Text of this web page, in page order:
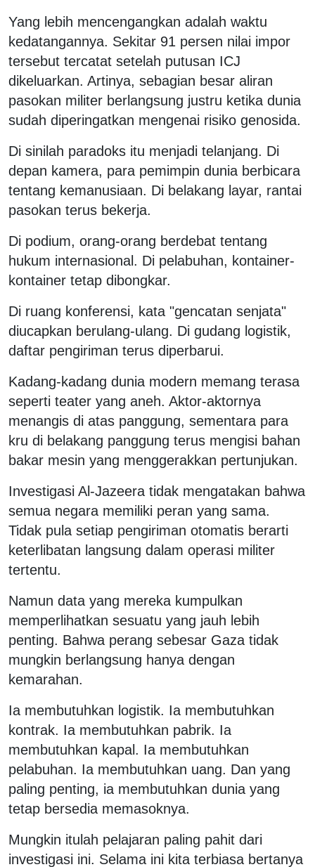
Yang lebih mencengangkan adalah waktu
kedatangannya. Sekitar 91 persen nilai impor
tersebut tercatat setelah putusan ICJ
dikeluarkan. Artinya, sebagian besar aliran
pasokan militer berlangsung justru ketika dunia
sudah diperingatkan mengenai risiko genosida.
Di sinilah paradoks itu menjadi telanjang. Di
depan kamera, para pemimpin dunia berbicara
tentang kemanusiaan. Di belakang layar, rantai
pasokan terus bekerja.
Di podium, orang-orang berdebat tentang
hukum internasional. Di pelabuhan, kontainer-
kontainer tetap dibongkar.
Di ruang konferensi, kata "gencatan senjata"
diucapkan berulang-ulang. Di gudang logistik,
daftar pengiriman terus diperbarui.
Kadang-kadang dunia modern memang terasa
seperti teater yang aneh. Aktor-aktornya
menangis di atas panggung, sementara para
kru di belakang panggung terus mengisi bahan
bakar mesin yang menggerakkan pertunjukan.
Investigasi Al-Jazeera tidak mengatakan bahwa
semua negara memiliki peran yang sama.
Tidak pula setiap pengiriman otomatis berarti
keterlibatan langsung dalam operasi militer
tertentu.
Namun data yang mereka kumpulkan
memperlihatkan sesuatu yang jauh lebih
penting. Bahwa perang sebesar Gaza tidak
mungkin berlangsung hanya dengan
kemarahan.
Ia membutuhkan logistik. Ia membutuhkan
kontrak. Ia membutuhkan pabrik. Ia
membutuhkan kapal. Ia membutuhkan
pelabuhan. Ia membutuhkan uang. Dan yang
paling penting, ia membutuhkan dunia yang
tetap bersedia memasoknya.
Mungkin itulah pelajaran paling pahit dari
investigasi ini. Selama ini kita terbiasa bertanya